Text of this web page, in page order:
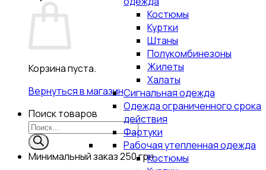
Корзина пуста.
Вернуться в магазин
Поиск товаров
Минимальный заказ250 грн.
Костюмы
Куртки
Штаны
Полукомбинезоны
Жилеты
Халаты
Сигнальная одежда
Одежда ограниченного срока
действия
Фартуки
Рабочая утепленная одежда
Костюмы